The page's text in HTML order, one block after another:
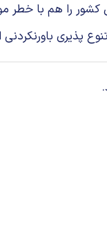
را هم با خطر
پذیری باورنكردنی